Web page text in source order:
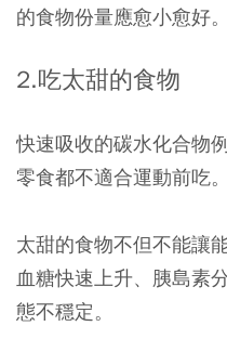
的食物份量應愈小愈好。
2.吃太甜的食物
快速吸收的碳水化合物
零食都不適合運動前吃。
太甜的食物不但不能讓
血糖快速上升、胰島素
態不穩定。